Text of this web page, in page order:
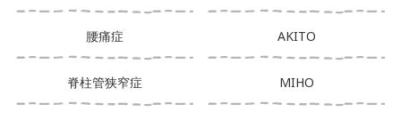
腰痛症
脊柱管狭窄症
AKITO
MIHO